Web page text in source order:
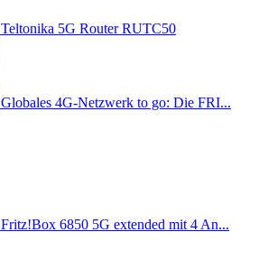
Teltonika 5G Router RUTC50
Globales 4G-Netzwerk to go: Die FRI...
Fritz!Box 6850 5G extended mit 4 An...